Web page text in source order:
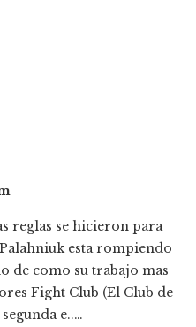
reglas se hicieron para
esta rompiendo
de como su trabajo mas
Fight Club (El Club de
e..…